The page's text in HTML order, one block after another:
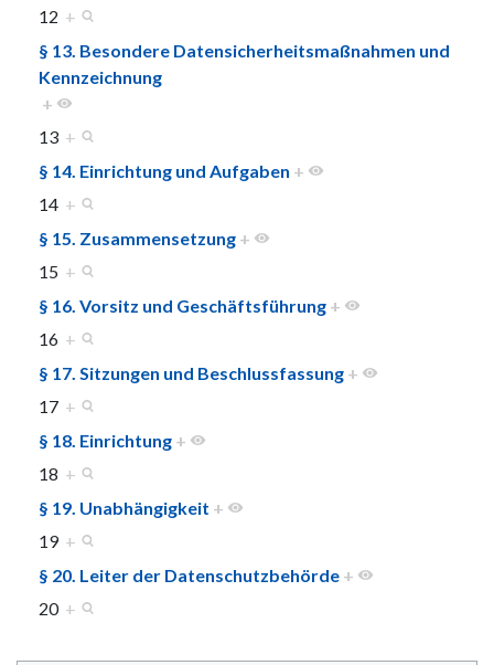
12 +
§ 13. Besondere Datensicherheitsmaßnahmen und
Kennzeichnung
+
13 +
§ 14. Einrichtung und Aufgaben +
14 +
§ 15. Zusammensetzung +
15 +
§ 16. Vorsitz und Geschäftsführung +
16 +
§ 17. Sitzungen und Beschlussfassung +
17 +
§ 18. Einrichtung +
18 +
§ 19. Unabhängigkeit +
19 +
§ 20. Leiter der Datenschutzbehörde +
20 +